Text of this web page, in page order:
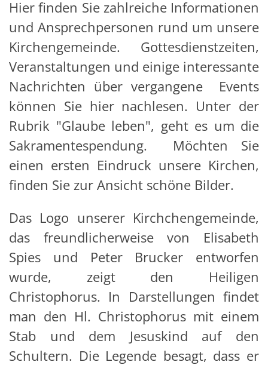
Hier finden Sie zahlreiche Informationen
und Ansprechpersonen rund um unsere
Kirchengemeinde. Gottesdienstzeiten,
Veranstaltungen und einige interessante
Nachrichten über vergangene Events
können Sie hier nachlesen. Unter der
Rubrik "Glaube leben", geht es um die
Sakramentespendung. Möchten Sie
einen ersten Eindruck unsere Kirchen,
finden Sie zur Ansicht schöne Bilder.
Das Logo unserer Kirchchengemeinde,
das freundlicherweise von Elisabeth
Spies und Peter Brucker entworfen
wurde, zeigt den Heiligen
Christophorus. In Darstellungen findet
man den Hl. Christophorus mit einem
Stab und dem Jesuskind auf den
Schultern. Die Legende besagt, dass er